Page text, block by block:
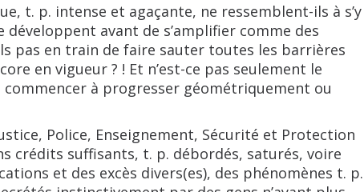
t. p. intense et agaçante, ne ressemblent-ils à s’y
avant de s’amplifier comme des
pas en train de faire sauter toutes les barrières
en vigueur ? ! Et n’est-ce pas seulement le
à progresser géométriquement ou
Police, Enseignement, Sécurité et Protection
crédits suffisants, t. p. débordés, saturés, voire
et des excès divers(es), des phénomènes t. p.